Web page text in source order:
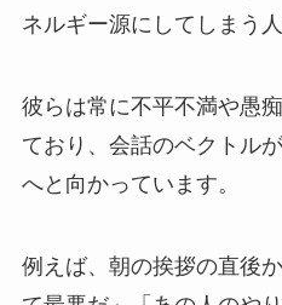
ネルギー源にしてしまう
彼らは常に不平不満や愚
ており、会話のベクトル
へと向かっています。
例えば、朝の挨拶の直後